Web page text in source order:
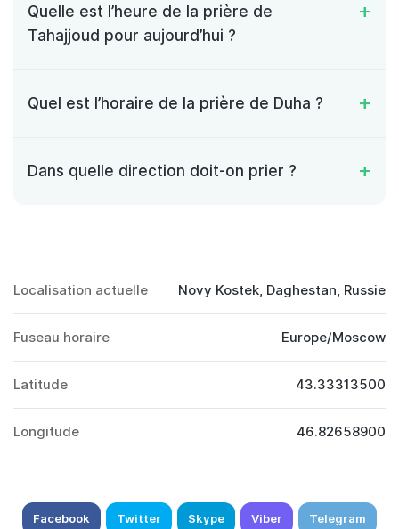
Quelle est l’heure de la prière de
Tahajjoud pour aujourd’hui ?
Quel est l’horaire de la prière de Duha ?
Dans quelle direction doit-on prier ?
Localisation actuelle Novy Kostek, Daghestan, Russie
Fuseau horaire Europe/Moscow
Latitude 43.33313500
Longitude 46.82658900
Facebook Twitter Skype Viber Telegram